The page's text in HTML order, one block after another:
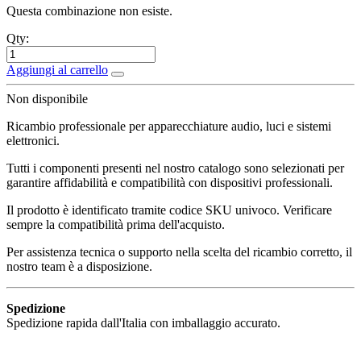
Questa combinazione non esiste.
Qty:
Aggiungi al carrello
Non disponibile
Ricambio professionale per apparecchiature audio, luci e sistemi
elettronici.
Tutti i componenti presenti nel nostro catalogo sono selezionati per
garantire affidabilità e compatibilità con dispositivi professionali.
Il prodotto è identificato tramite codice SKU univoco. Verificare
sempre la compatibilità prima dell'acquisto.
Per assistenza tecnica o supporto nella scelta del ricambio corretto, il
nostro team è a disposizione.
Spedizione
Spedizione rapida dall'Italia con imballaggio accurato.